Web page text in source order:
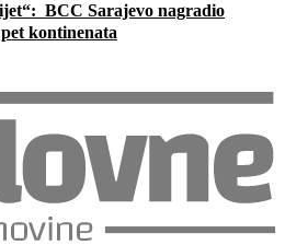
BCC Sarajevo nagradio
kontinenata